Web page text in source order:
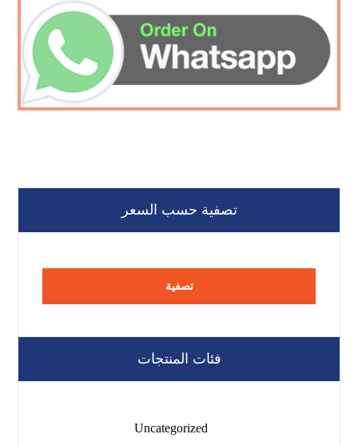
تصفية حسب السعر
تصفية
فئات المنتجات
Uncategorized